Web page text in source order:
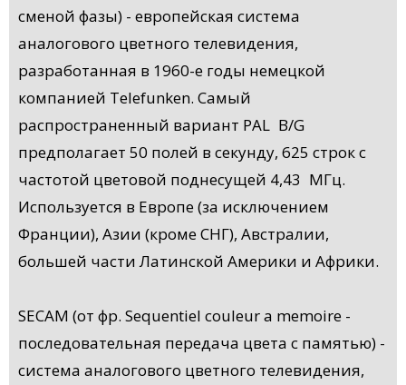
сменой фазы) - европейская система
аналогового цветного телевидения,
разработанная в 1960-е годы немецкой
компанией Telefunken. Самый
распространенный вариант PAL B/G
предполагает 50 полей в секунду, 625 строк с
частотой цветовой поднесущей 4,43 МГц.
Используется в Европе (за исключением
Франции), Азии (кроме СНГ), Австралии,
большей части Латинской Америки и Африки.
SECAM (от фр. Sequentiel couleur a memoire -
последовательная передача цвета с памятью) -
система аналогового цветного телевидения,